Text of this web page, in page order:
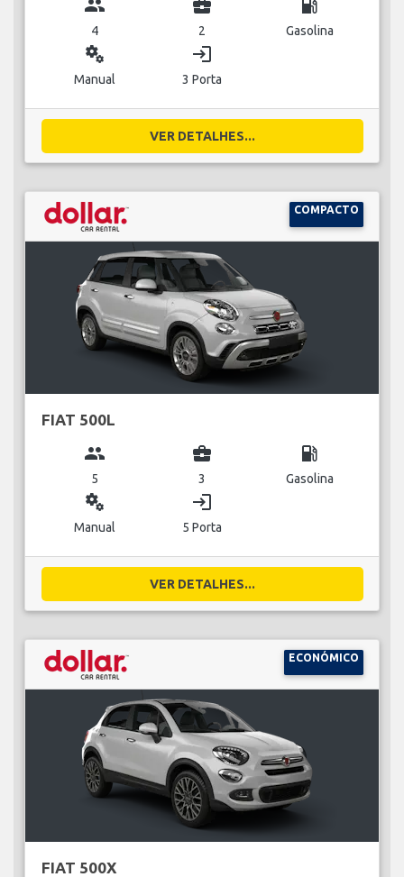
group
4
business_center
2
local_gas_station
Gasolina
miscellaneous_services
Manual
login
3 Porta
VER DETALHES...
COMPACTO
FIAT 500L
group
5
business_center
3
local_gas_station
Gasolina
miscellaneous_services
Manual
login
5 Porta
VER DETALHES...
ECONÓMICO
FIAT 500X